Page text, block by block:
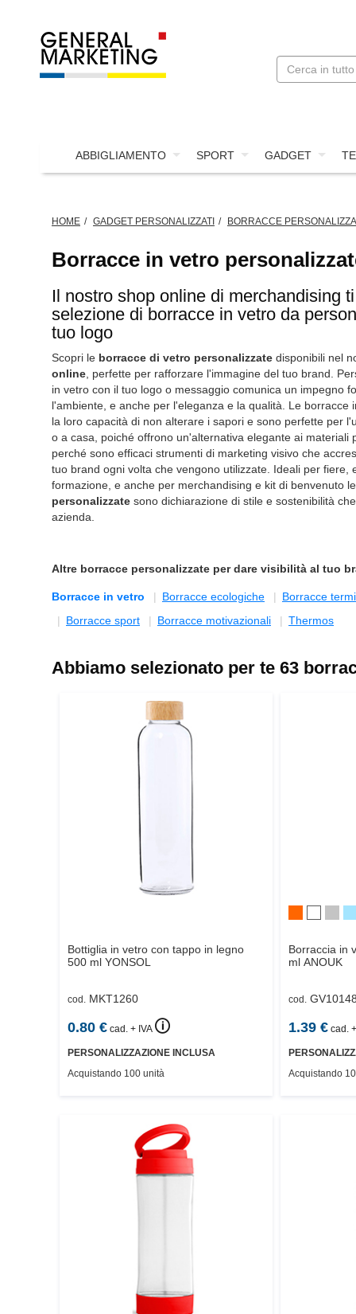
ABBIGLIAMENTO SPORT GADGET
HOME GADGET PERSONALIZZATI BORRACCE
Borracce in vetro
Il nostro shop online di merchandising
selezione di borracce in vetro da
tuo logo
Scopri le borracce di vetro personalizzate disponibili nel
online , perfette per rafforzare l'immagine del tuo brand.
in vetro con il tuo logo o messaggio comunica un impegno
l'ambiente, e anche per l'eleganza e la qualità. Le borracce
la loro capacità di non alterare i sapori e sono perfette per
o a casa, poiché offrono un'alternativa elegante ai materiali
perché sono efficaci strumenti di marketing visivo che
tuo brand ogni volta che vengono utilizzate. Ideali per fiere,
formazione, e anche per merchandising e kit di benvenuto
personalizzate sono dichiarazione di stile e sostenibilità
azienda.
Altre borracce personalizzate per dare visibilità al tuo
Borracce in vetro Borracce ecologiche
Borracce
Borracce sport
Borracce motivazionali Thermos
Abbiamo selezionato per te 63
Bottiglia in vetro con tappo in legno
500 ml YONSOL
cod. MKT1260
0.80 € cad. + IVA 🛈
PERSONALIZZAZIONE INCLUSA
Acquistando 100 unità
Borraccia in
ml ANOUK
cod.
1.39€ cad.
Acquistando